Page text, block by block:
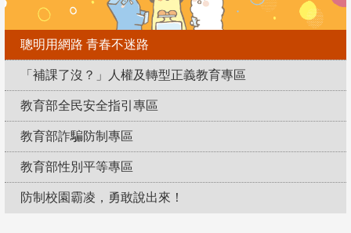
聰明用網路 青春不迷路
「補課了沒？」人權及轉型正義教育專區
教育部全民安全指引專區
教育部詐騙防制專區
教育部性別平等專區
防制校園霸凌，勇敢說出來！